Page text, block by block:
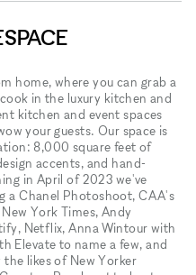
home, where you can grab a
in the luxury kitchen and
kitchen and event spaces
your guests. Our space is
8,000 square feet of
accents, and hand-
in April of 2023 we've
a Chanel Photoshoot, CAA's
York Times, Andy
Netflix, Anna Wintour with
Elevate to name a few, and
the likes of New Yorker